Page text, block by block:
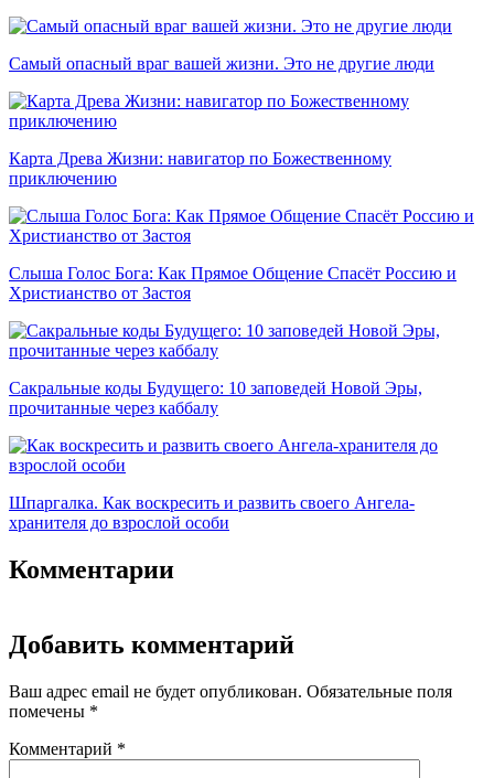
Самый опасный враг вашей жизни. Это не другие люди
Карта Древа Жизни: навигатор по Божественному
приключению
Слыша Голос Бога: Как Прямое Общение Спасёт Россию и
Христианство от Застоя
Сакральные коды Будущего: 10 заповедей Новой Эры,
прочитанные через каббалу
Шпаргалка. Как воскресить и развить своего Ангела-
хранителя до взрослой особи
Комментарии
Добавить комментарий
Ваш адрес email не будет опубликован. Обязательные поля
помечены *
Комментарий *